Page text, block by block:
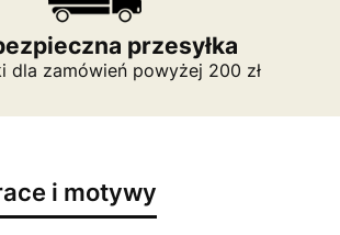
przesyłka
dla zamówień powyżej 200 zł
i motywy